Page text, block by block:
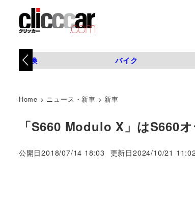
タイヤ交換 バイク
Home > ニュース・新車 > 新車
「S660 Modulo X」はS660
公開日2018/07/14 18:03 更新日2024/10/21